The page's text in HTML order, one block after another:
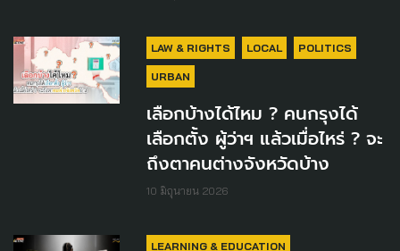
LAW & RIGHTS LOCAL POLITICS
URBAN
เลือกบ้างได้ไหม ? คนกรุงได้
เลือกตั้ง ผู้ว่าฯ แล้วเมื่อไหร่ ? จะ
ถึงตาคนต่างจังหวัดบ้าง
10 มิถุนายน 2026
LEARNING & EDUCATION